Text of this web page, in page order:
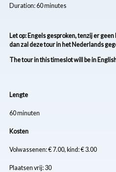
Duration: 60 minutes
Let op: Engels gesproken, tenzij er
dan zal deze tour in het Nederlands
The tour in this timeslot will be in
Lengte
60 minuten
Kosten
Volwassenen: € 7.00, kind: € 3.00
Plaatsen vrij: 30